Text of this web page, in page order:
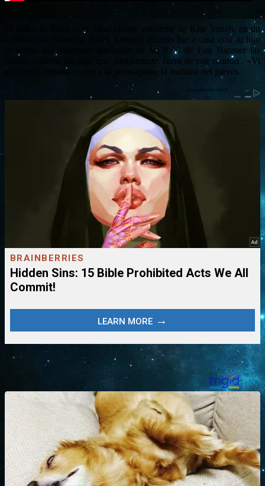
El vídeo lo filmó el sr. Moti Gaber, residente de Kfar Yonah, en un
suburbio de Netanya, Israel. Ocurrió cuando fue a casa con su hijo
la noche del miércoles alrededor de las 8:00 de Lag Baomer las
fiestas, cuando vio algo que, literalmente, fuera de este mundo . «Vi
algo muy extraño «, dijo a la prensa judía la mañana del jueves.